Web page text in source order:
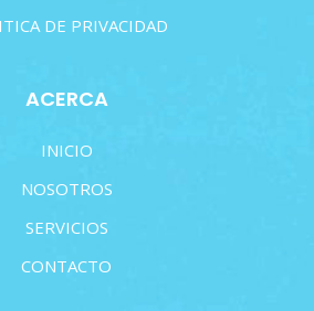
DE PRIVACIDAD
ACERCA
INICIO
NOSOTROS
SERVICIOS
CONTACTO